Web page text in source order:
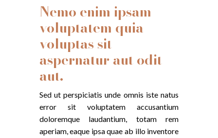
Nemo enim ipsam
voluptatem quia
voluptas sit
aspernatur aut odit
aut.
Sed ut perspiciatis unde omnis iste natus
error sit voluptatem accusantium
doloremque laudantium, totam rem
aperiam, eaque ipsa quae ab illo inventore